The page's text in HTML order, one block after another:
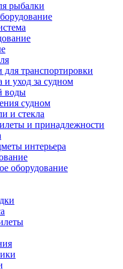
рыбалки
транспортировки
и уход за судном
воды
судном
и стекла
и принадлежности
интерьера
оборудование